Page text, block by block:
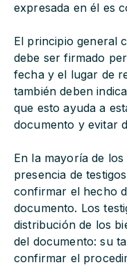
expresada en él es
El principio general
debe ser firmado
fecha y el lugar de
también deben
que esto ayuda a
documento y evitar
En la mayoría de
presencia de
confirmar el hecho
documento. Los
distribución de los
del documento: su
confirmar el